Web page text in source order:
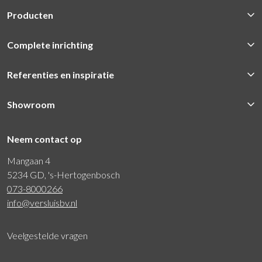
Producten
Complete inrichting
Referenties en inspiratie
Showroom
Neem contact op
Mangaan 4
5234 GD, 's-Hertogenbosch
073-8000266
info@versluisbv.nl
Veelgestelde vragen